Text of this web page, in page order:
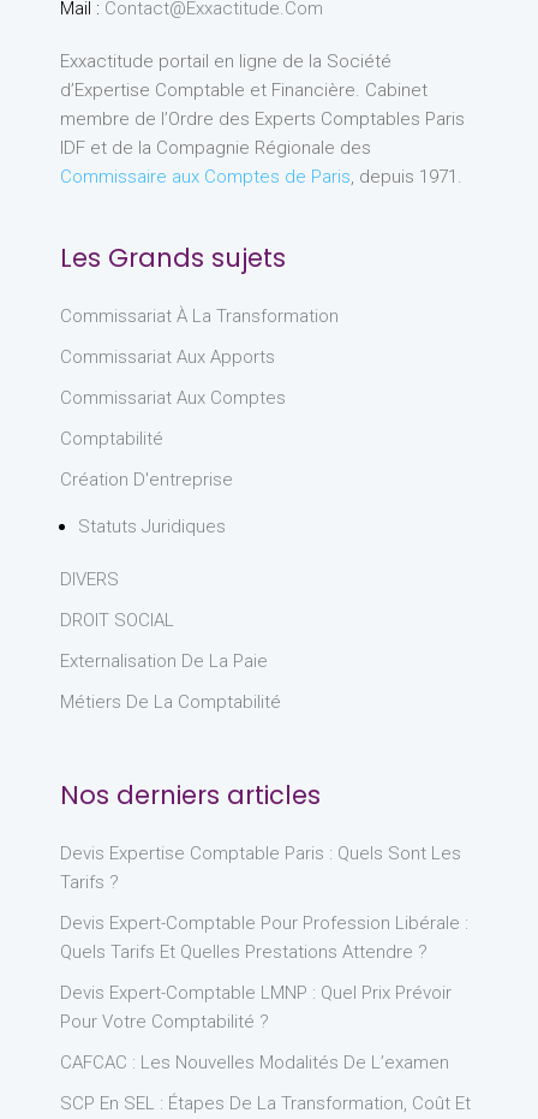
Mail : Contact@exxactitude.com
Exxactitude portail en ligne de la Société
d’Expertise Comptable et Financière. Cabinet
membre de l’Ordre des Experts Comptables Paris
IDF et de la Compagnie Régionale des
Commissaire aux Comptes de Paris , depuis 1971.
Les Grands sujets
Commissariat À La Transformation
Commissariat Aux Apports
Commissariat Aux Comptes
Comptabilité
Création D'entreprise
Statuts Juridiques
DIVERS
DROIT SOCIAL
Externalisation De La Paie
Métiers De La Comptabilité
Nos derniers articles
Devis Expertise Comptable Paris : Quels Sont Les
Tarifs ?
Devis Expert-Comptable Pour Profession Libérale :
Quels Tarifs Et Quelles Prestations Attendre ?
Devis Expert-Comptable LMNP : Quel Prix Prévoir
Pour Votre Comptabilité ?
CAFCAC : Les Nouvelles Modalités De L’examen
SCP En SEL : Étapes De La Transformation, Coût Et